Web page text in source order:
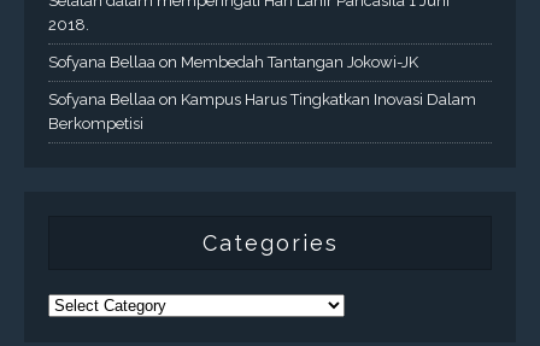
2018.
Sofyana Bellaa on Membedah Tantangan Jokowi-JK
Sofyana Bellaa on Kampus Harus Tingkatkan Inovasi Dalam
Berkompetisi
Categories